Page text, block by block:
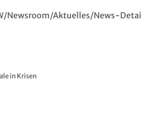
Newsroom/Aktuelles/News-
in Krisen